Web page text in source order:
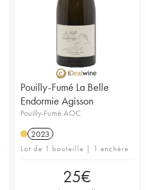
Pouilly-Fumé La Belle
Endormie Agisson
Pouilly-Fumé AOC
2023
Lot de 1 bouteille | 1 enchère
25€